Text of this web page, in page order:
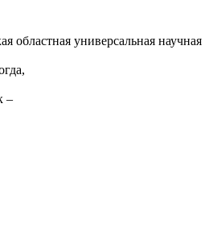
областная универсальная научная
–